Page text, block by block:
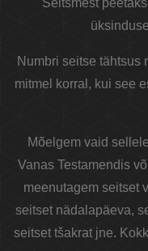
Seitsmest
Numbri seitse tähtsus
mitmel korral, kui see
Mõelgem vaid
Vanas Testamendis
meenutagem seitset
seitset nädalapäeva,
seitset tšakrat jne.